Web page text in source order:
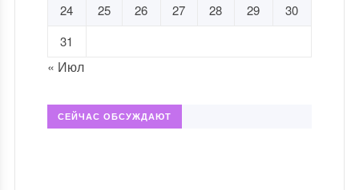
24
25 26 27 28 29
30
31
« Июл
СЕЙЧАС ОБСУЖДАЮТ